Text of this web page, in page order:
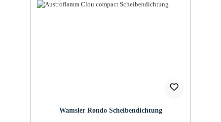
Wamsler Rondo Scheibendichtung